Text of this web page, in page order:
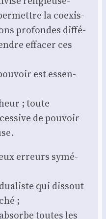
la coexis­
pro­fondes dif­fé­
effa­cer ces
est essen­
; toute
de pou­voir
erreurs symé­
qui dis­sout
;
toutes les